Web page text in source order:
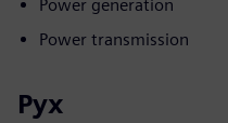
Power generation
Power transmission
Рух